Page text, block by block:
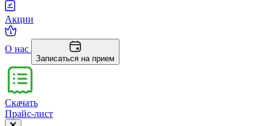
Акции
О нас
Записаться на прием
Скачать
Прайс-лист